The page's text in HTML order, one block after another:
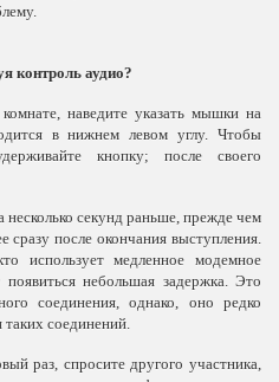
контроль аудио?
наведите указать мышки на
в нижнем левом углу. Чтобы
кнопку; после своего
секунд раньше, прежде чем
сразу после окончания выступления.
использует медленное модемное
небольшая задержка. Это
соединения, однако, оно редко
таких соединений.
раз, спросите другого участника,